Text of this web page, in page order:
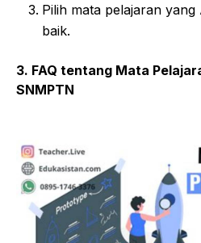
Pilih mata pelajaran
baik.
3. FAQ tentang Mata
SNMPTN